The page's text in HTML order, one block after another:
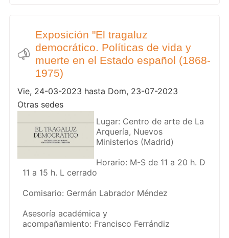
Exposición "El tragaluz
democrático. Políticas de vida y
muerte en el Estado español (1868-
1975)
Vie, 24-03-2023 hasta Dom, 23-07-2023
Otras sedes
Lugar: Centro de arte de La
Arquería, Nuevos
Ministerios (Madrid)
Horario: M-S de 11 a 20 h. D
11 a 15 h. L cerrado
Comisario: Germán Labrador Méndez
Asesoría académica y
acompañamiento: Francisco Ferrándiz